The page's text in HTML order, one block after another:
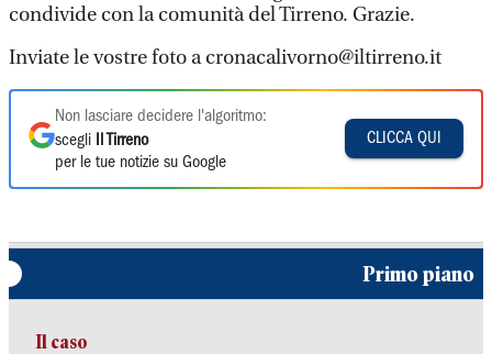
condivide con la comunità del Tirreno. Grazie.
Inviate le vostre foto a cronacalivorno@iltirreno.it
Non lasciare decidere l'algoritmo:
scegli
Il Tirreno
per le tue notizie su Google
CLICCA QUI
Primo piano
Il caso